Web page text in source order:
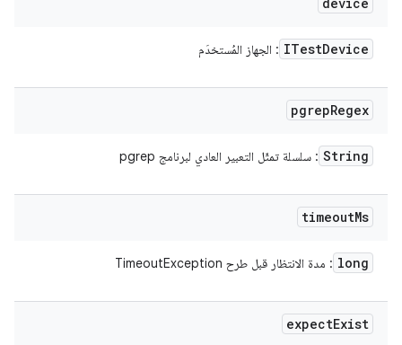
ITestDevice : الجهاز المُستخدَم
pgrepRegex
String : سلسلة تمثّل التعبير العادي لبرنامج pgrep
timeoutMs
long : مدة الانتظار قبل طرح TimeoutException
expectExist